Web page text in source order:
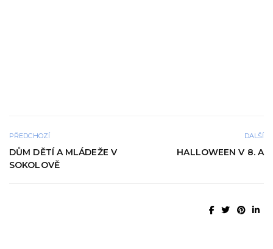
PŘEDCHOZÍ
DŮM DĚTÍ A MLÁDEŽE V
SOKOLOVĚ
DALŠÍ
HALLOWEEN V 8. A